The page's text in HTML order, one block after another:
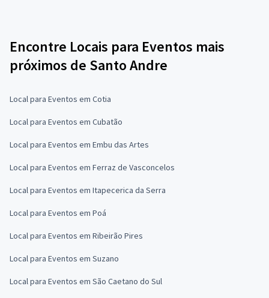
Encontre Locais para Eventos mais
próximos de Santo Andre
Local para Eventos em Cotia
Local para Eventos em Cubatão
Local para Eventos em Embu das Artes
Local para Eventos em Ferraz de Vasconcelos
Local para Eventos em Itapecerica da Serra
Local para Eventos em Poá
Local para Eventos em Ribeirão Pires
Local para Eventos em Suzano
Local para Eventos em São Caetano do Sul